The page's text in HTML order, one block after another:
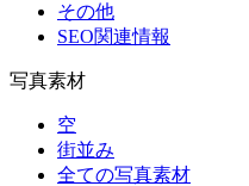
その他
SEO関連情報
写真素材
空
街並み
全ての写真素材